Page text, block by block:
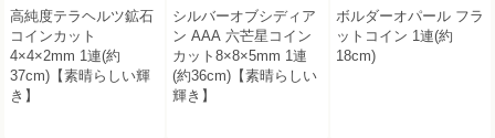
高純度テラヘルツ鉱石
コインカット
4×4×2mm 1連(約
37cm)【素晴らしい輝
き】
シルバーオブシディア
ン AAA 六芒星コイン
カット8×8×5mm 1連
(約36cm)【素晴らしい
輝き】
ボルダーオパール フラ
ットコイン 1連(約
18cm)